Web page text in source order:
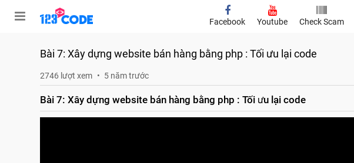
Facebook Youtube Check Scam
Bài 7: Xây dựng website bán hàng bằng php : Tối ưu lại code
2746 lượt xem 5 năm trước
Bài 7: Xây dựng website bán hàng bằng php : Tối ưu lại code